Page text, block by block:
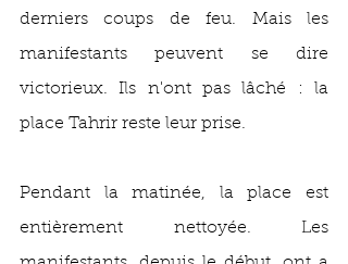
derniers coups de feu. Mais les
manifestants peuvent se dire
victorieux. Ils n'ont pas lâché : la
place Tahrir reste leur prise.
Pendant la matinée, la place est
entièrement nettoyée. Les